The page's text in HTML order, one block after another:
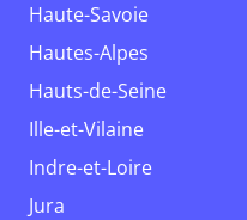
Haute-Savoie
Hautes-Alpes
Hauts-de-Seine
Ille-et-Vilaine
Indre-et-Loire
Jura